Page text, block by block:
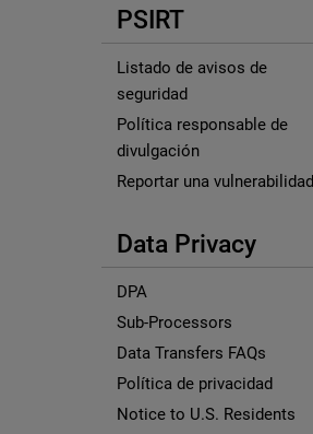
PSIRT
Listado de avisos de
seguridad
Política responsable de
divulgación
Reportar una vulnerabilidad
Data Privacy
DPA
Sub-Processors
Data Transfers FAQs
Política de privacidad
Notice to U.S. Residents